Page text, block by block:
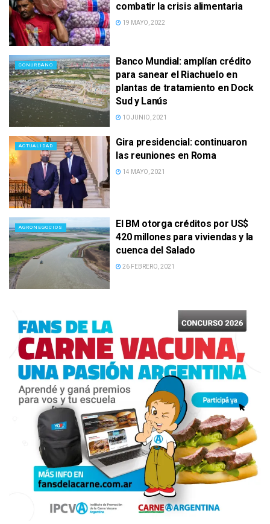
combatir la crisis alimentaria
19 MAYO, 2022
CONURBANO
Banco Mundial: amplían crédito
para sanear el Riachuelo en
plantas de tratamiento en Dock
Sud y Lanús
10 JUNIO, 2021
ACTUALIDAD
Gira presidencial: continuaron
las reuniones en Roma
14 MAYO, 2021
AGRONEGOCIOS
El BM otorga créditos por US$
420 millones para viviendas y la
cuenca del Salado
26 FEBRERO, 2021